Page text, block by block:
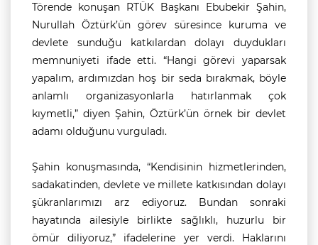
Törende konuşan RTÜK Başkanı Ebubekir Şahin,
Nurullah Öztürk’ün görev süresince kuruma ve
devlete sunduğu katkılardan dolayı duydukları
memnuniyeti ifade etti. “Hangi görevi yaparsak
yapalım, ardımızdan hoş bir seda bırakmak, böyle
anlamlı organizasyonlarla hatırlanmak çok
kıymetli,” diyen Şahin, Öztürk’ün örnek bir devlet
adamı olduğunu vurguladı.
Şahin konuşmasında, “Kendisinin hizmetlerinden,
sadakatinden, devlete ve millete katkısından dolayı
şükranlarımızı arz ediyoruz. Bundan sonraki
hayatında ailesiyle birlikte sağlıklı, huzurlu bir
ömür diliyoruz,” ifadelerine yer verdi. Haklarını